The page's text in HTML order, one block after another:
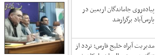
پیاده‌روی جاماندگان اربعین در
پارس‌آباد برگزارشد
مدیریت آبراه خلیج فارس: تردد از